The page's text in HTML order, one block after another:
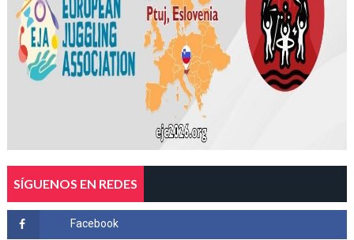
SÍGUENOS EN REDES